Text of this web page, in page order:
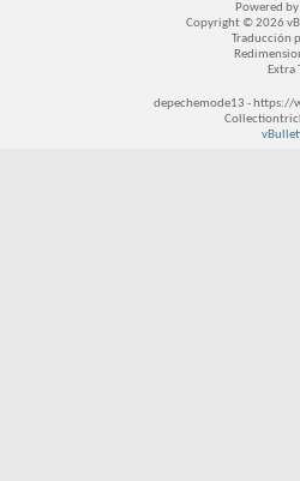
Powered by
Copyright © 2026
Traducción
Extra
depechemode13 -